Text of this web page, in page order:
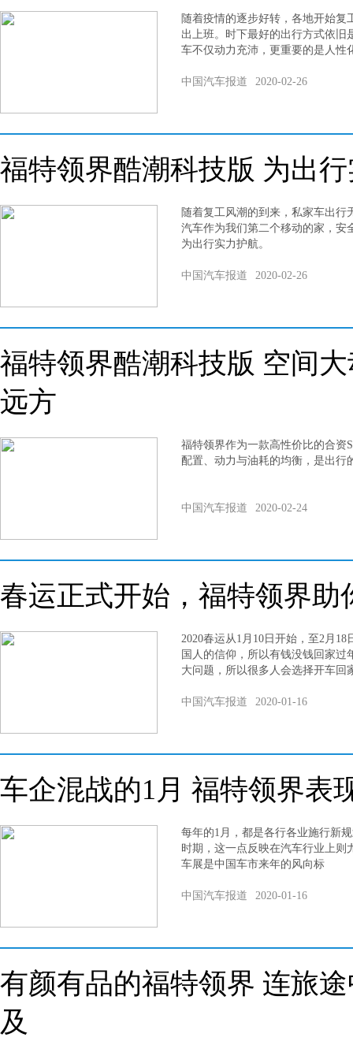
随着疫情的逐步好转，各地开始
出上班。时下最好的出行方式依旧
车不仅动力充沛，更重要的是人性
中国汽车报道 2020-02-26
福特领界酷潮科技版 为出
随着复工风潮的到来，私家车出
汽车作为我们第二个移动的家，安
为出行实力护航。
中国汽车报道 2020-02-26
福特领界酷潮科技版 空间
远方
福特领界作为一款高性价比的合资
配置、动力与油耗的均衡，是出行
中国汽车报道 2020-02-24
春运正式开始，福特领界助
2020春运从1月10日开始，至2月
国人的信仰，所以有钱没钱回家
大问题，所以很多人会选择开车回
中国汽车报道 2020-01-16
车企混战的1月 福特领界表
每年的1月，都是各行各业施行新
时期，这一点反映在汽车行业上则
车展是中国车市来年的风向标
中国汽车报道 2020-01-16
有颜有品的福特领界 连旅
及